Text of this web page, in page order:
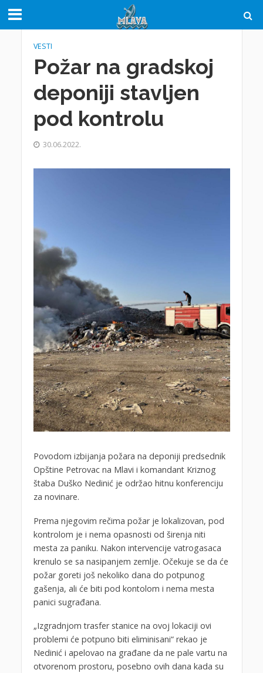
VESTI
Požar na gradskoj
deponiji stavljen
pod kontrolu
30.06.2022.
Povodom izbijanja požara na deponiji predsednik
Opštine Petrovac na Mlavi i komandant Kriznog
štaba Duško Nedinić je održao hitnu konferenciju
za novinare.
Prema njegovim rečima požar je lokalizovan, pod
kontrolom je i nema opasnosti od širenja niti
mesta za paniku. Nakon intervencije vatrogasaca
krenulo se sa nasipanjem zemlje. Očekuje se da će
požar goreti još nekoliko dana do potpunog
gašenja, ali će biti pod kontolom i nema mesta
panici sugrađana.
„Izgradnjom trasfer stanice na ovoj lokaciji ovi
problemi će potpuno biti eliminisani“ rekao je
Nedinić i apelovao na građane da ne pale vartu na
otvorenom prostoru, posebno ovih dana kada su